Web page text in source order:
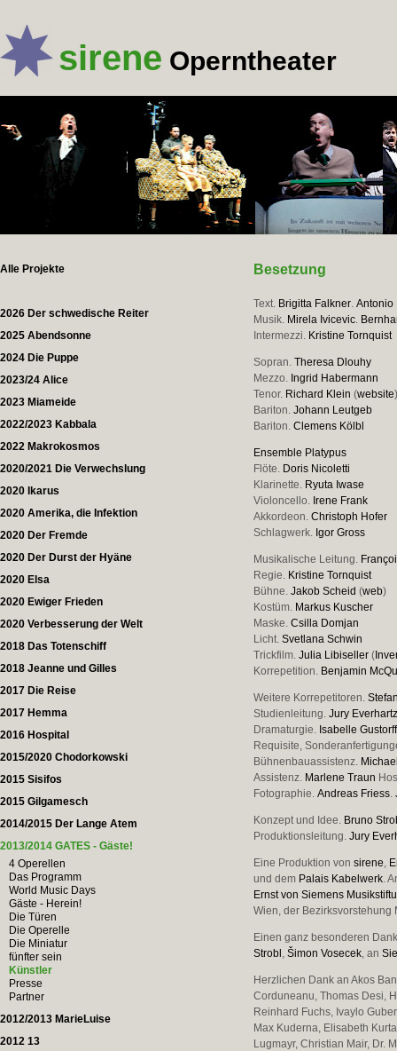
sirene Operntheater
Alle Projekte
2026 Der schwedische Reiter
2025 Abendsonne
2024 Die Puppe
2023/24 Alice
2023 Miameide
2022/2023 Kabbala
2022 Makrokosmos
2020/2021 Die Verwechslung
2020 Ikarus
2020 Amerika, die Infektion
2020 Der Fremde
2020 Der Durst der Hyäne
2020 Elsa
2020 Ewiger Frieden
2020 Verbesserung der Welt
2018 Das Totenschiff
2018 Jeanne und Gilles
2017 Die Reise
2017 Hemma
2016 Hospital
2015/2020 Chodorkowski
2015 Sisifos
2015 Gilgamesch
2014/2015 Der Lange Atem
2013/2014 GATES - Gäste!
4 Operellen
Das Programm
World Music Days
Gäste - Herein!
Die Türen
Die Operelle
Die Miniatur
fünfter sein
Künstler
Presse
Partner
2012/2013 MarieLuise
2012 13
Besetzung
Text. Brigitta Falkner.Antonio
Musik. Mirela Ivicevic.
Intermezzi. Kristine Tornquist
Sopran.Theresa Dlouhy
Mezzo. Ingrid Habermann
Tenor. Richard Klein (website
Bariton.Johann Leutgeb
Bariton.Clemens Kölbl
Ensemble Platypus
Flöte. Doris Nicoletti
Klarinette. Ryuta Iwase
Violoncello. Irene Frank
Akkordeon.Christoph Hofer
Schlagwerk. Igor Gross
Musikalische Leitung.
Regie. Kristine Tornquist
Bühne.Jakob Scheid (web)
Kostüm. Markus Kuscher
Maske.Csilla Domjan
Licht.Svetlana Schwin
Trickfilm.Julia Libiseller (
Korrepetition. Benjamin
Weitere Korrepetitoren.
Studienleitung.Jury
Dramaturgie. Isabelle Gustorff
Requisite,
Bühnenbauassistenz.
Assistenz. Marlene Traun
Fotographie.Andreas Friess.
Konzept und Idee. Bruno
Produktionsleitung.Jury
Eine Produktion vonsirene,
und dem Palais Kabelwerk.
Ernst von Siemens
Wien, der Bezirksvorstehung
Einen ganz besonderen
Strobl ,Šimon Vosecek, an
Herzlichen Dank an Akos
Corduneanu, Thomas Desi,
Reinhard Fuchs, Ivaylo
Max Kuderna, Elisabeth
Lugmayr, Christian Mair, Dr.